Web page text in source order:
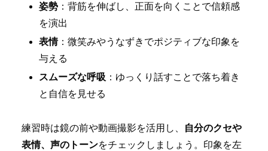
姿勢 ：背筋を伸ばし、正面を向くことで信頼感
を演出
表情：微笑みやうなずきでポジティブな印象を
与える
スムーズな呼吸 ：ゆっくり話すことで落ち着き
と自信を見せる
練習時は鏡の前や動画撮影を活用し、
自分のクセや
表情、声のトーンをチェックしましょう。印象を左